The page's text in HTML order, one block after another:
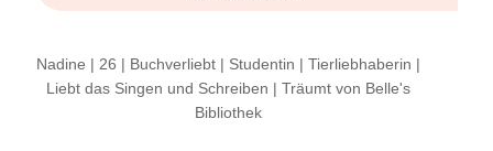
Nadine | 26 | Buchverliebt | Studentin | Tierliebhaberin |
Liebt das Singen und Schreiben | Träumt von Belle's
Bibliothek